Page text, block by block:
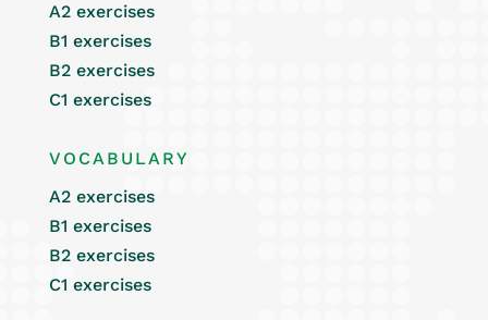
A2 exercises
B1 exercises
B2 exercises
C1 exercises
VOCABULARY
A2 exercises
B1 exercises
B2 exercises
C1 exercises